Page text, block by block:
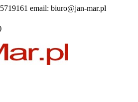
email: biuro@jan-mar.pl